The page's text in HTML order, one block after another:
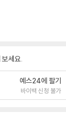
세요.
예스24에 팔기
바이백 신청 불가